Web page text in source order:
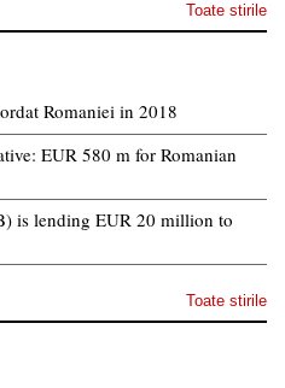
Toate stirile
Romaniei in 2018
EUR 580 m for Romanian
is lending EUR 20 million to
Toate stirile